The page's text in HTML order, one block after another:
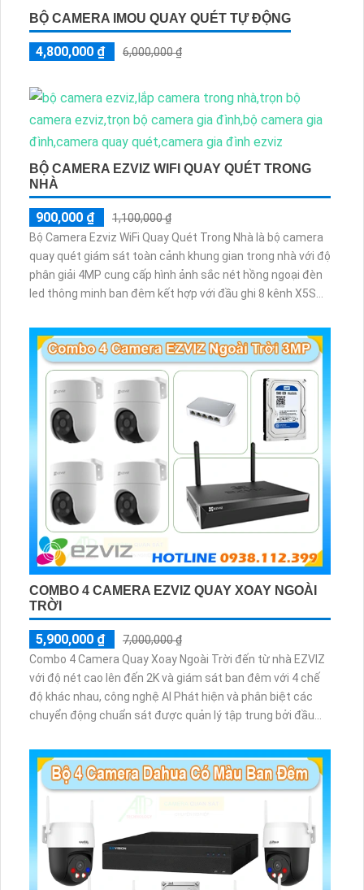
BỘ CAMERA IMOU QUAY QUÉT TỰ ĐỘNG
4,800,000 ₫ 6,000,000 ₫
BỘ CAMERA EZVIZ WIFI QUAY QUÉT TRONG
NHÀ
900,000 ₫
1,100,000 ₫
Bộ Camera Ezviz WiFi Quay Quét Trong Nhà là bộ camera
quay quét giám sát toàn cảnh khung gian trong nhà với độ
phân giải 4MP cung cấp hình ảnh sắc nét hồng ngoại đèn
led thông minh ban đêm kết hợp với đầu ghi 8 kênh X5S
COMBO 4 CAMERA EZVIZ QUAY XOAY NGOÀI
TRỜI
5,900,000 ₫
7,000,000 ₫
Combo 4 Camera Quay Xoay Ngoài Trời đến từ nhà EZVIZ
với độ nét cao lên đến 2K và giám sát ban đêm với 4 chế
độ khác nhau, công nghệ AI Phát hiện và phân biệt các
chuyển động chuẩn sát được quản lý tập trung bởi đầu